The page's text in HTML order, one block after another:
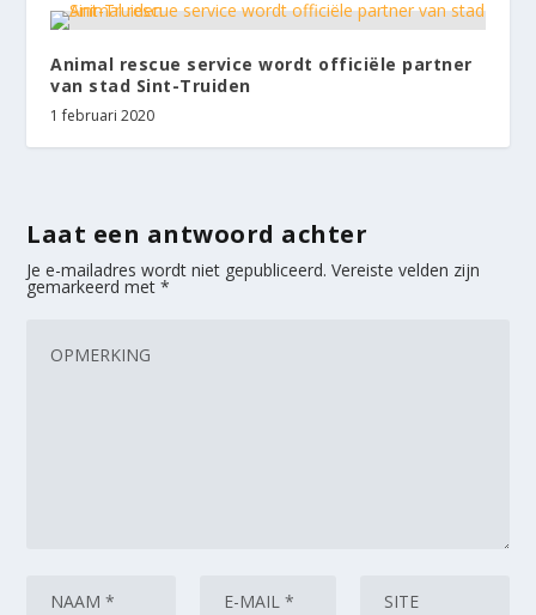
Animal rescue service wordt officiële partner
van stad Sint-Truiden
1 februari 2020
Laat een antwoord achter
Je e-mailadres wordt niet gepubliceerd. Vereiste velden zijn
gemarkeerd met*